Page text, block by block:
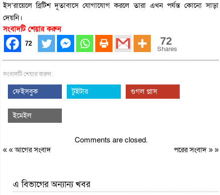
ইস’রায়েলে ব্রিটিশ দূতাবাসে যোগাযোগ করলে তারা এখন পর্যন্ত কোনো সাড়া
দেয়নি।
সংবাদটি শেয়ার করুন
72 72
Shares
সংবাদটি শেয়ার করুন:
ফেইসবুক টুইটার গুগল প্লাস
ইমেইল
Comments are closed.
« «আগের সংবাদ পরের সংবাদ» »
এ বিভাগের অন্যান্য খবর